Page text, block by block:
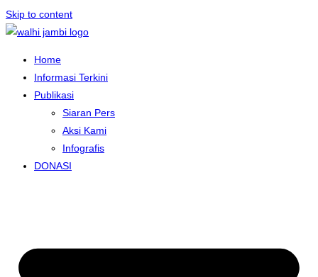
Skip to content
Home
Informasi Terkini
Publikasi
Siaran Pers
Aksi Kami
Infografis
DONASI